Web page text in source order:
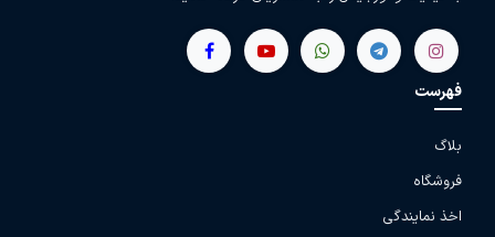
فهرست
بلاگ
فروشگاه
اخذ نمایندگی